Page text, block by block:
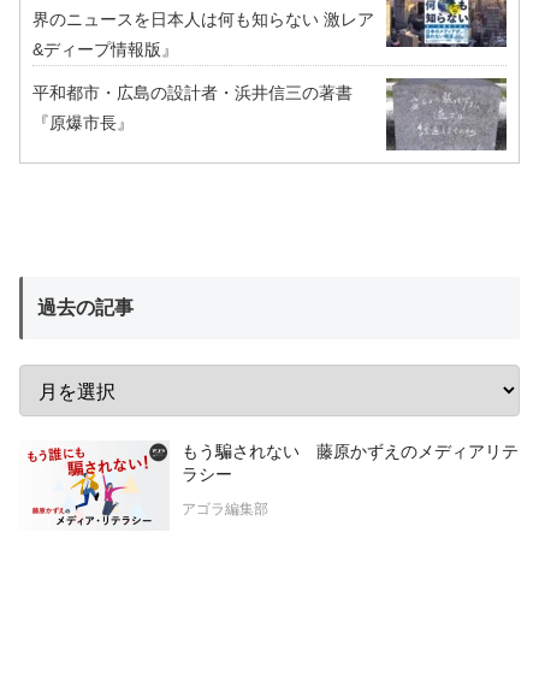
界のニュースを日本人は何も知らない 激レア
&ディープ情報版』
平和都市・広島の設計者・浜井信三の著書
『原爆市長』
過去の記事
もう騙されない 藤原かずえのメディアリテ
ラシー
アゴラ編集部